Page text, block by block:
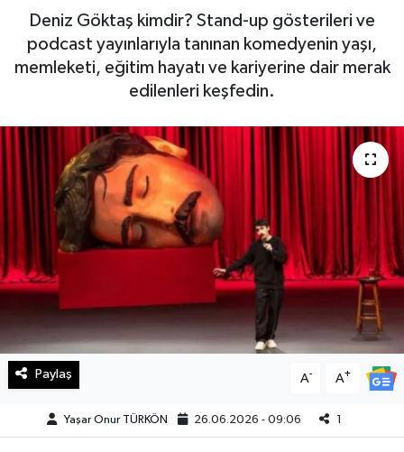
Deniz Göktaş kimdir? Stand-up gösterileri ve
podcast yayınlarıyla tanınan komedyenin yaşı,
memleketi, eğitim hayatı ve kariyerine dair merak
edilenleri keşfedin.
Paylaş A- A+
Yaşar Onur TÜRKÖN 26.06.2026 - 09:06 1
Haberde İnsan
Kültür Sanat
Magazin
Manşet Altı
Manşetler
Sağlık
Spor